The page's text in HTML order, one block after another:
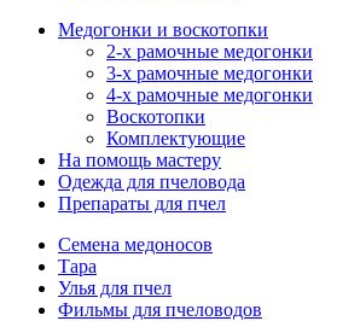
Медогонки и воскотопки
2-х рамочные медогонки
3-х рамочные медогонки
4-х рамочные медогонки
Воскотопки
Комплектующие
На помощь мастеру
Одежда для пчеловода
Препараты для пчел
Семена медоносов
Тара
Улья для пчел
Фильмы для пчеловодов